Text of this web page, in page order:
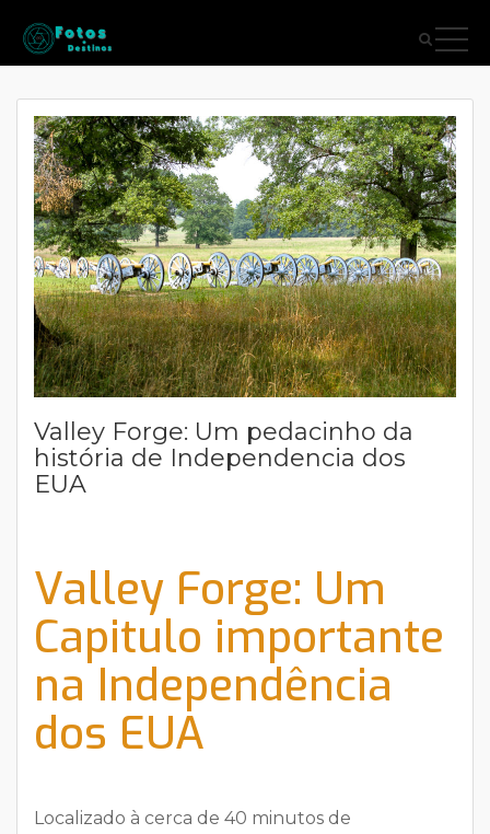
Valley Forge: Um pedacinho da
história de Independencia dos
EUA
Valley Forge: Um
Capitulo importante
na Independência
dos EUA
Localizado à cerca de 40 minutos de